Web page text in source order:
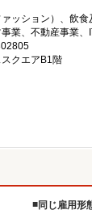
ッション）、飲
業、不動産事業
クエアB1階
同じ雇用形